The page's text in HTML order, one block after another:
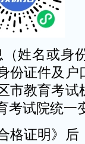
姓名或身
份证件及户
市教育考试
考试院统一
格证明》后